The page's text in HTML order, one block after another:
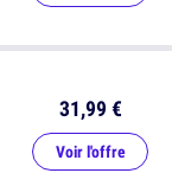
31,99 €
Voir l'offre